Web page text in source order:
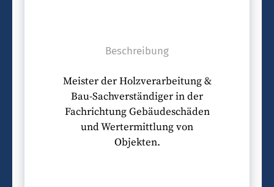
Beschreibung
Meister der Holzverarbeitung &
Bau-Sachverständiger in der
Fachrichtung Gebäudeschäden
und Wertermittlung von
Objekten.